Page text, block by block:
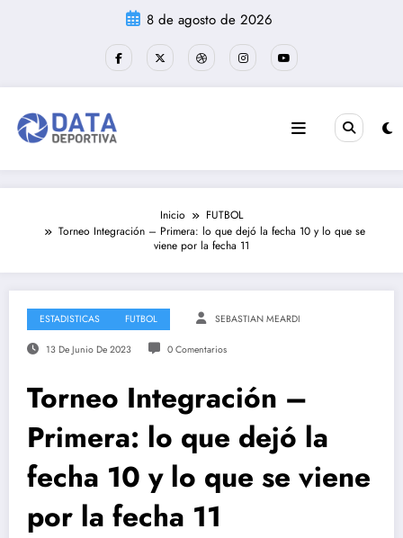
8 de agosto de 2026
Inicio
FUTBOL
Torneo Integración – Primera: lo que dejó la fecha 10 y lo que se
viene por la fecha 11
ESTADISTICAS FUTBOL SEBASTIAN MEARDI
13 De Junio De 2023 0 Comentarios
Torneo Integración –
Primera: lo que dejó la
fecha 10 y lo que se viene
por la fecha 11